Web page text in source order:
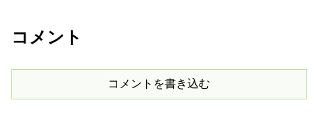
コメント
コメントを書き込む